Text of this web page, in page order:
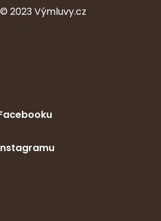
2023Výmluvy.cz